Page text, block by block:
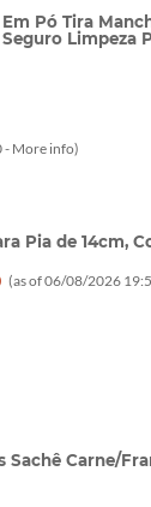
Pó Tira
Limpeza
-More info)
Pia de 14cm,
(as of 06/08/2026
Sachê Carne/